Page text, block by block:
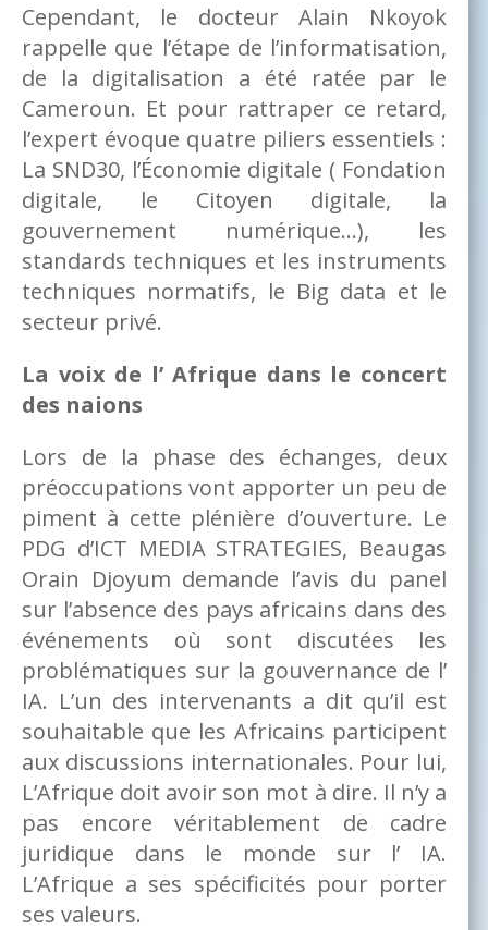
Cependant, le docteur Alain Nkoyok
rappelle que l’étape de l’informatisation,
de la digitalisation a été ratée par le
Cameroun. Et pour rattraper ce retard,
l’expert évoque quatre piliers essentiels :
La SND30, l’Économie digitale ( Fondation
digitale, le Citoyen digitale, la
gouvernement numérique…), les
standards techniques et les instruments
techniques normatifs, le Big data et le
secteur privé.
La voix de l’ Afrique dans le concert
des naions
Lors de la phase des échanges, deux
préoccupations vont apporter un peu de
piment à cette plénière d’ouverture. Le
PDG d’ICT MEDIA STRATEGIES, Beaugas
Orain Djoyum demande l’avis du panel
sur l’absence des pays africains dans des
événements où sont discutées les
problématiques sur la gouvernance de l’
IA. L’un des intervenants a dit qu’il est
souhaitable que les Africains participent
aux discussions internationales. Pour lui,
L’Afrique doit avoir son mot à dire. Il n’y a
pas encore véritablement de cadre
juridique dans le monde sur l’ IA.
L’Afrique a ses spécificités pour porter
ses valeurs.